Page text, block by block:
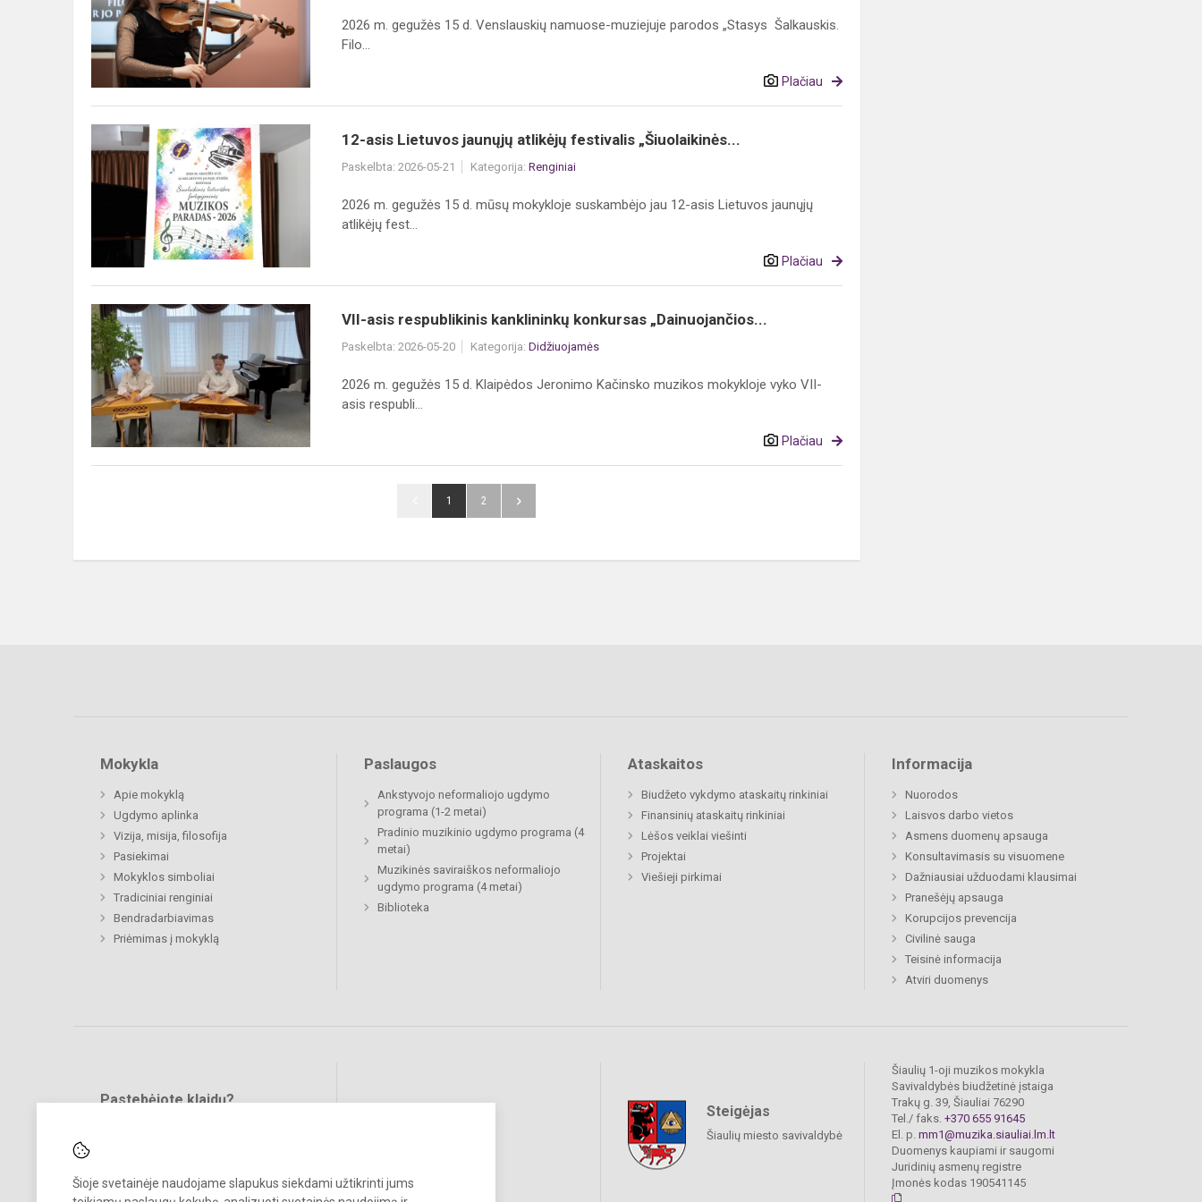
Šioje svetainėje naudojame slapukus siekdami užtikrinti jums
Filosofas
ir
jo
pasaulis.“,
sk...
2026 m. gegužės 15 d. Venslauskių namuose-muziejuje parodos „Stasys Šalkauskis.
Filo...
Plačiau
asis
Lietuvos
festivalis
„Šiuolaikinės...
12-asis Lietuvos jaunųjų atlikėjų festivalis „Šiuolaikinės...
Paskelbta: 2026-05-21 Kategorija: Renginiai
2026 m. gegužės 15 d. mūsų mokykloje suskambėjo jau 12-asis Lietuvos jaunųjų
atlikėjų fest...
Plačiau
VII-
asis
respublikinis
kanklininkų
konkursas
„Dainuojančios...
VII-asis respublikinis kanklininkų konkursas „Dainuojančios...
Paskelbta: 2026-05-20 Kategorija: Didžiuojamės
2026 m. gegužės 15 d. Klaipėdos Jeronimo Kačinsko muzikos mokykloje vyko VII-
asis respubli...
Plačiau
1 2
Mokykla
Apie mokyklą
Ugdymo aplinka
Vizija, misija, filosofija
Pasiekimai
Mokyklos simboliai
Tradiciniai renginiai
Bendradarbiavimas
Priėmimas į mokyklą
Paslaugos
Ankstyvojo neformaliojo ugdymo
programa (1-2 metai)
Pradinio muzikinio ugdymo programa (4
metai)
Muzikinės saviraiškos neformaliojo
ugdymo programa (4 metai)
Biblioteka
Ataskaitos
Biudžeto vykdymo ataskaitų rinkiniai
Finansinių ataskaitų rinkiniai
Lėšos veiklai viešinti
Projektai
Viešieji pirkimai
Informacija
Nuorodos
Laisvos darbo vietos
Asmens duomenų apsauga
Konsultavimasis su visuomene
Dažniausiai užduodami klausimai
Pranešėjų apsauga
Korupcijos prevencija
Civilinė sauga
Teisinė informacija
Atviri duomenys
Pastebėjote klaidų?
Steigėjas
Šiaulių miesto savivaldybė
Šiaulių 1-oji muzikos mokykla
Savivaldybės biudžetinė įstaiga
Trakų g. 39, Šiauliai 76290
Tel./ faks. +370 655 91645
El. p. mm1@muzika.siauliai.lm.lt
Duomenys kaupiami ir saugomi
Juridinių asmenų registre
Įmonės kodas 190541145